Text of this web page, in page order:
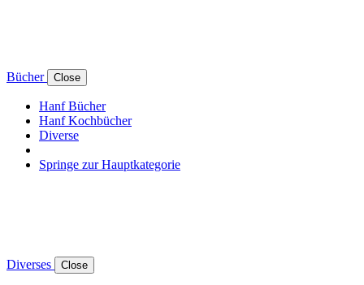
Bücher Close
Hanf Bücher
Hanf Kochbücher
Diverse
Springe zur Hauptkategorie
Diverses Close